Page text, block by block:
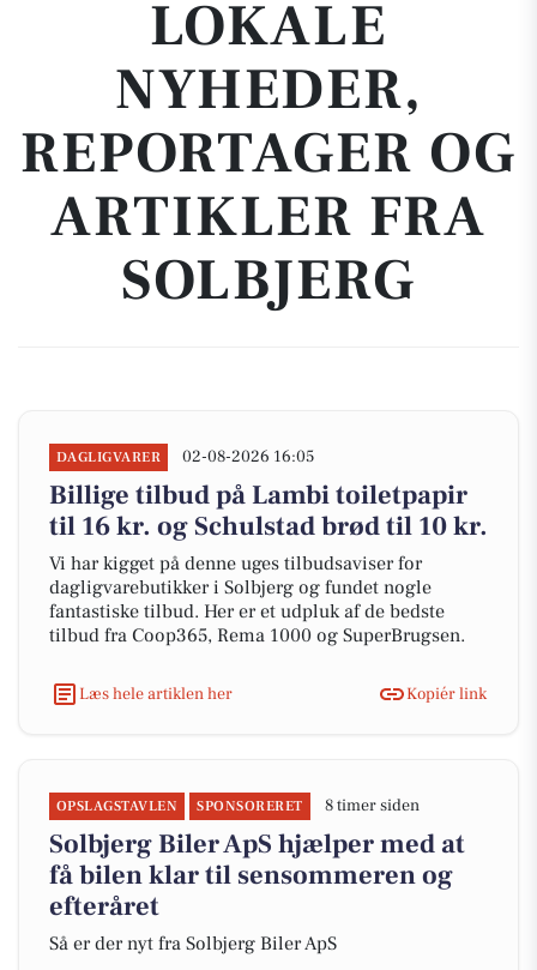
LOKALE
NYHEDER,
REPORTAGER OG
ARTIKLER FRA
SOLBJERG
DAGLIGVARER 02-08-2026 16:05
Billige tilbud på Lambi toiletpapir
til 16 kr. og Schulstad brød til 10 kr.
Vi har kigget på denne uges tilbudsaviser for
dagligvarebutikker i Solbjerg og fundet nogle
fantastiske tilbud. Her er et udpluk af de bedste
tilbud fra Coop365, Rema 1000 og SuperBrugsen.
Læs hele artiklen her Kopiér link
OPSLAGSTAVLEN SPONSORERET 8 timer siden
Solbjerg Biler ApS hjælper med at
få bilen klar til sensommeren og
efteråret
Så er der nyt fra Solbjerg Biler ApS